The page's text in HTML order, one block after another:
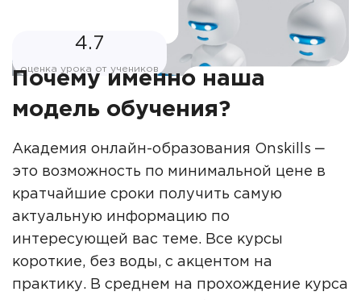
4.7
оценка урока от учеников
Почему именно наша
модель обучения?
Академия онлайн-образования Onskills ‒
это возможность по минимальной цене в
кратчайшие сроки получить самую
актуальную информацию по
интересующей вас теме. Все курсы
короткие, без воды, с акцентом на
практику. В среднем на прохождение курса